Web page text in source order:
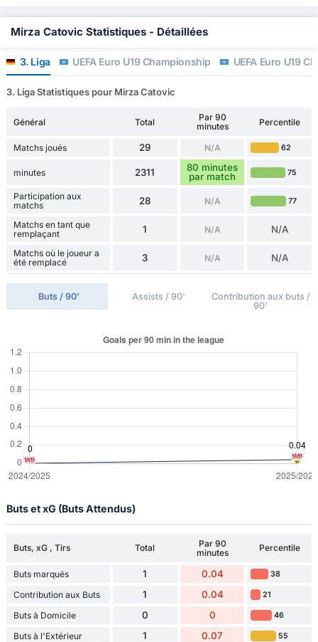
Mirza Catovic Statistiques - Détaillées
3. Liga UEFA Euro U19 Championship UEFA Euro U19
3. Liga Statistiques pour Mirza Catovic
Général Total
Par 90
minutes
Percentile
Matchs joués 29 N/A 62
minutes 2311
80 minutes
par match
75
Participation aux
matchs
28 N/A 77
Matchs en tant que
remplaçant
1 N/A N/A
Matchs où le joueur a
été remplacé
3 N/A N/A
Buts / 90' Assists / 90'
Contribution aux buts /
90'
Buts et xG (Buts Attendus)
Buts, xG , Tirs Total
Par 90
minutes
Percentile
Buts marqués 1 0.04 38
Contribution aux Buts 1 0.04 21
Buts à Domicile 0 0 46
Buts à l'Extérieur 1 0.07 55